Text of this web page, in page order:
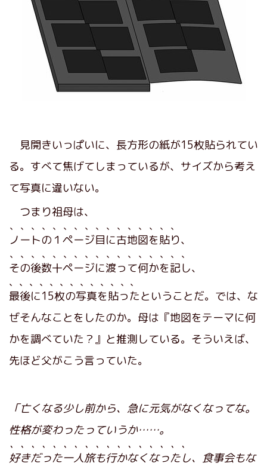
見開きいっぱいに、長方形の紙が15枚貼られてい
る。すべて焦げてしまっているが、サイズから考え
て写真に違いない。
つまり祖母は、
ノートの１ページ目に古地図を貼り
、、、、、、、、、、、、、、、、
、
その後数十ページに渡って何かを記し
、、、、、、、、、、、、、、、、、
、
最後に15枚の写真を貼った
、、、、、、、、、、、、、
ということだ。では、な
ぜそんなことをしたのか。母は『地図をテーマに何
かを調べていた？』と推測している。そういえば、
先ほど父がこう言っていた。
「亡くなる少し前から、急に元気がなくなってな。
性格が変わったっていうか……。
好きだった一人旅も行かなくなったし
、、、、、、、、、、、、、、、、、
、食事会もな